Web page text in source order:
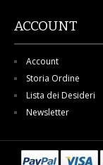
ACCOUNT
Account
Storia Ordine
Lista dei Desideri
Newsletter